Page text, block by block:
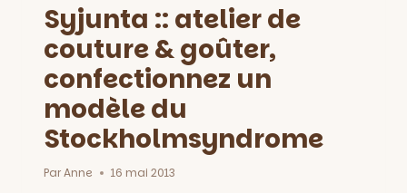
Syjunta :: atelier de
couture & goûter,
confectionnez un
modèle du
Stockholmsyndrome
ParAnne 16 mai 2013